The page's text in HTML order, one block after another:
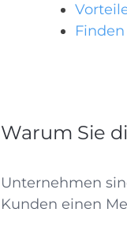
Warum Sie
Unternehmen
Kunden einen